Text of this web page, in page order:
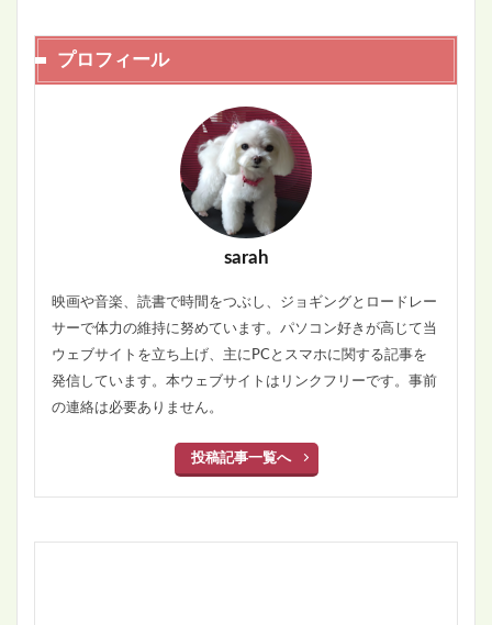
プロフィール
sarah
映画や音楽、読書で時間をつぶし、ジョギングとロードレー
サーで体力の維持に努めています。パソコン好きが高じて当
ウェブサイトを立ち上げ、主にPCとスマホに関する記事を
発信しています。本ウェブサイトはリンクフリーです。事前
の連絡は必要ありません。
投稿記事一覧へ